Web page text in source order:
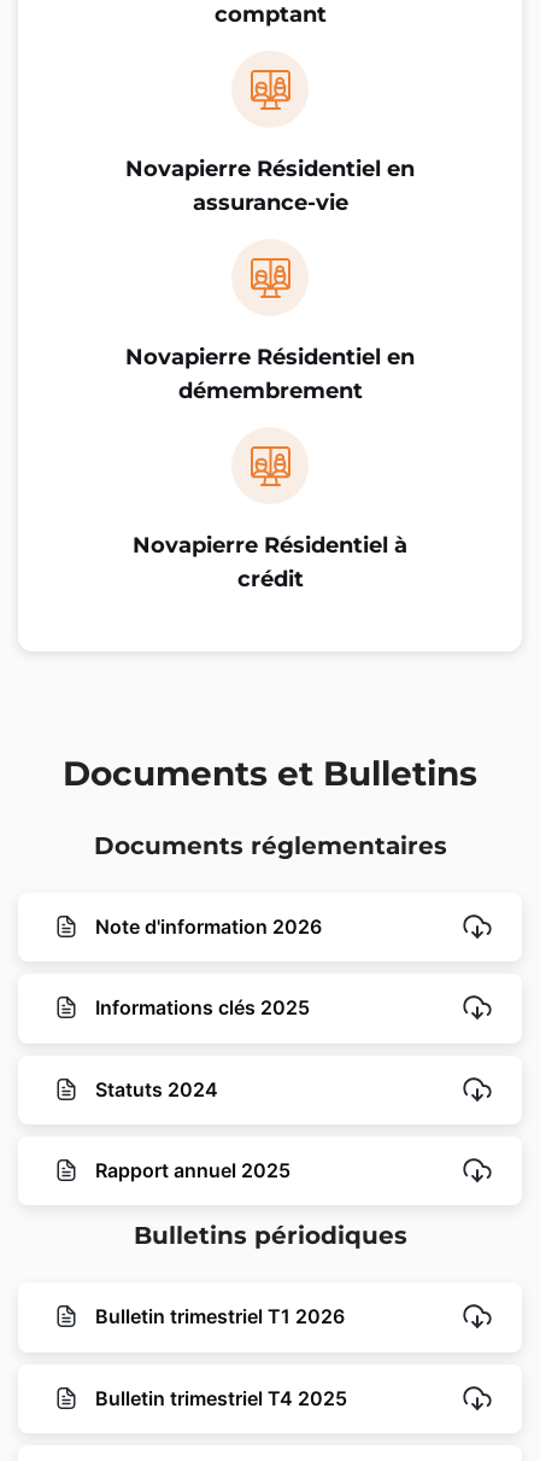
comptant
Novapierre Résidentiel en
assurance-vie
Novapierre Résidentiel en
démembrement
Novapierre Résidentiel à
crédit
Documents et Bulletins
Documents réglementaires
Note d'information 2026
Informations clés 2025
Statuts 2024
Rapport annuel 2025
Bulletins périodiques
Bulletin trimestriel T1 2026
Bulletin trimestriel T4 2025